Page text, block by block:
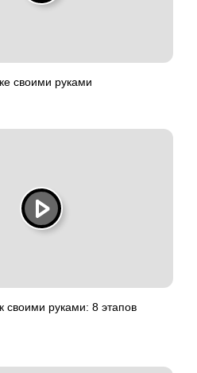
своими руками
своими руками: 8 этапов